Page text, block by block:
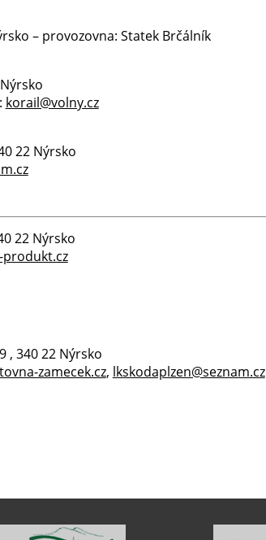
– provozovna: Statek Brčálník
korail@volny.cz
22 Nýrsko
22 Nýrsko
produkt.cz
, 340 22 Nýrsko
zamecek.cz, lkskodaplzen@seznam.cz